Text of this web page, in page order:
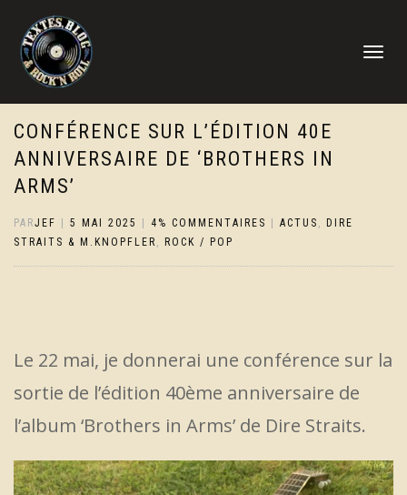
DÉPLIER
CONFÉRENCE SUR L’ÉDITION 40E
ANNIVERSAIRE DE ‘BROTHERS IN
ARMS’
PARJEF 5 MAI 2025 4% COMMENTAIRES ACTUS ,
DIRE
STRAITS & M.KNOPFLER , ROCK / POP
Le 22 mai, je donnerai une conférence sur la
sortie de l’édition 40ème anniversaire de
l’album ‘Brothers in Arms’ de Dire Straits.